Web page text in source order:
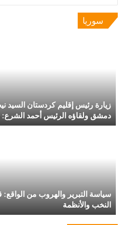
سوريا
زيارة رئيس إقليم كردستان السيد
دمشق ولقاؤه الرئيس أحمد
وخطوة في الاتجاه الصحيح
سياسة التبرير والهروب من
النخب والأنظمة